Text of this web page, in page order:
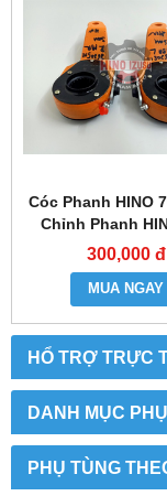
HỔ TRỢ TRỰC
DANH MỤC
PHỤ TÙNG
Cóc Phanh HINO
Chỉnh Phanh
300,000 đ
MUA NGAY